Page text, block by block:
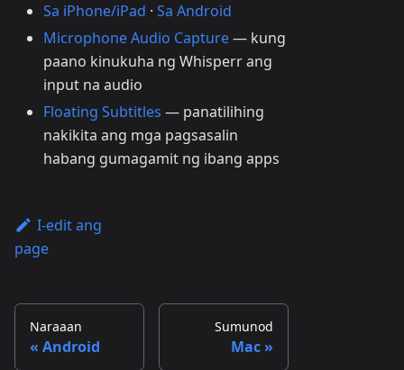
Sa iPhone/iPad · Sa Android
Microphone Audio Capture— kung
paano kinukuha ng Whisperr ang
input na audio
Floating Subtitles — panatilihing
nakikita ang mga pagsasalin
habang gumagamit ng ibang apps
I-edit ang
page
Naraaan
Android
Sumunod
Mac